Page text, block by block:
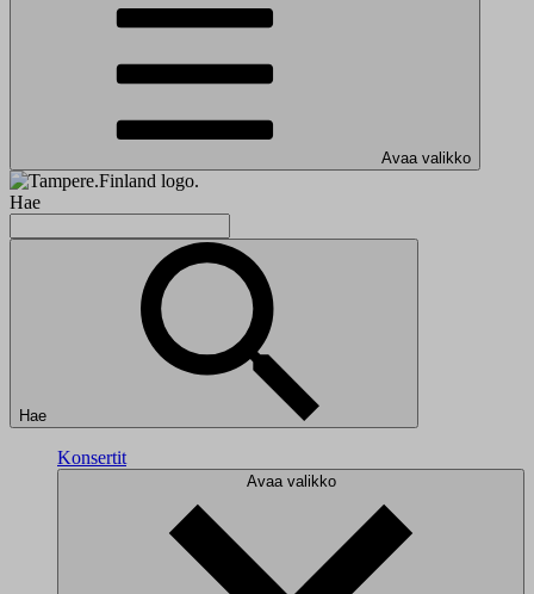
Avaa valikko
Hae
Hae
Konsertit
Avaa valikko